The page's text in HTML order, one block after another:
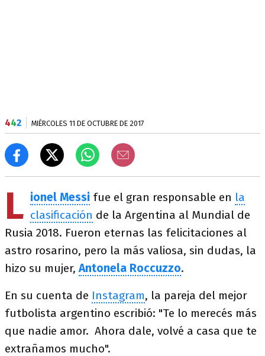
442 MIÉRCOLES 11 DE OCTUBRE DE 2017
L ionel Messi fue el gran responsable en la
clasificación de la Argentina al Mundial de
Rusia 2018. Fueron eternas las felicitaciones al
astro rosarino, pero la más valiosa, sin dudas, la
hizo su mujer,Antonela Roccuzzo.
En su cuenta de Instagram, la pareja del mejor
futbolista argentino escribió: "Te lo merecés más
que nadie amor. Ahora dale, volvé a casa que te
extrañamos mucho".